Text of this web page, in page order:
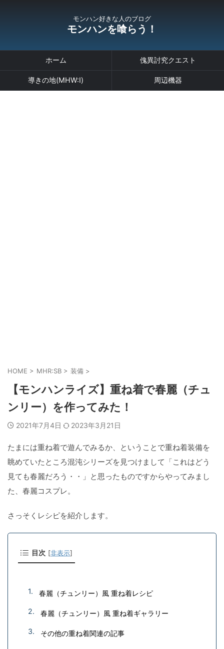
モンハン好きな人のブログ
モンハンを喰らう！
ホーム 傀異討究クエスト
導きの地(MHW:I) 周辺機器
HOME > MHR:SB > 装備 >
【モンハンライズ】重ね着で春麗（チュ
ンリー）を作ってみた！
2021年7月4日 2023年3月21日
たまには重ね着で遊んでみるか、ということで重ね着装備を
眺めていたところ混沌シリーズを見つけまして「これはどう
見ても春麗だろう・・」と思ったものですからやってみまし
た、春麗コスプレ。
さっそくレシピを紹介します。
目次 [非表示]
春麗（チュンリー）風 重ね着レシピ
春麗（チュンリー）風 重ね着ギャラリー
その他の重ね着関連の記事